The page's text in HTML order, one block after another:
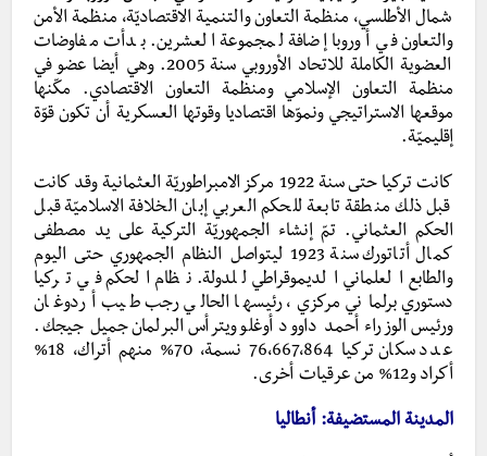
شمال الأطلسي، منظمة التعاون والتنمية الاقتصاديّة، منظمة الأمن
والتعاون في أوروبا إضافة لمجموعة العشرين. بدأت مفاوضات
العضوية الكاملة للاتحاد الأوروبي سنة 2005. وهي أيضا عضو في
منظمة التعاون الإسلامي ومنظمة التعاون الاقتصادي. مكّنها
موقعها الاستراتيجي ونموّها اقتصاديا وقوتها العسكرية أن تكون قوّة
إقليميّة.
كانت تركيا حتى سنة 1922 مركز الامبراطوريّة العثمانية وقد كانت
قبل ذلك منطقة تابعة للحكم العربي إبان الخلافة الاسلاميّة قبل
الحكم العثماني. تمّ إنشاء الجمهوريّة التركية على يد مصطفى
كمال أتاتورك سنة 1923 ليتواصل النظام الجمهوري حتى اليوم
والطابع العلماني الديموقراطي للدولة. نظام الحكم في تركيا
دستوري برلماني مركزي، رئيسها الحالي رجب طيب أردوغان
ورئيس الوزراء أحمد داوود أوغلو ويترأس البرلمان جميل جيجك.
عدد سكان تركيا 76،667،864 نسمة، 70% منهم أتراك، 18%
أكراد و12% من عرقيات أخرى.
المدينة المستضيفة: أنطاليا